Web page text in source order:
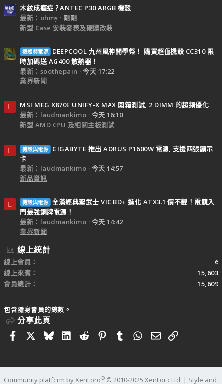
木紋成癮症？ANTEC P30 ARGB 機殼
最新：ohmy
剛剛
新型 Case 安裝發表及硬體改裝
機殼與電源
DEEPCOOL 九州風神開學祭！ 購買超值機殼 CC310 限
時加碼送 AG400 散熱器！
最新：soothepain
今天 17:22
業界新聞
L
MSI MEG X870E UNIFY-X MAX 開箱測試, 2 DIMM 的超頻優化
最新：laudmankimo
今天 16:10
新型 AMD CPU 及相關主板測試
L 機殼與電源
GIGABYTE 推出 AORUS P1600W 電源, 支援四張顯示
卡
最新：laudmankimo
今天 14:57
新品資訊
L 機殼與電源 全漢經典聖武士 VIC BD+ 進化 ATX3.1 價不變！電競入
門最強銅牌電源！
最新：laudmankimo
今天 14:42
業界新聞
線上統計
線上會員
6
線上來賓
15,603
會員總計
15,609
包含隱身會員的總數。
分享此頁
FacebookBlueskyLinkedIn
RedditPinterestTumblrWhatsApp
電子郵件
連結
Community platform by XenForo® © 2010-2025 XenForo Ltd. | Style and